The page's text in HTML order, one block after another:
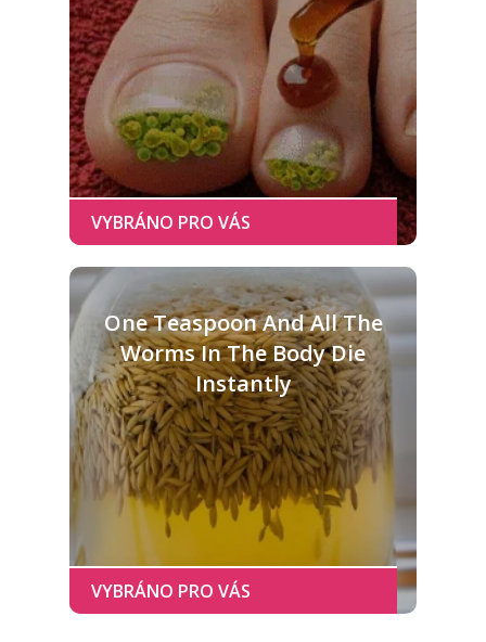
One Teaspoon And All The
Worms In The Body Die
Instantly